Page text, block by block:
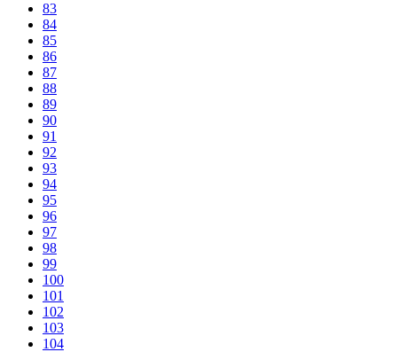
83
84
85
86
87
88
89
90
91
92
93
94
95
96
97
98
99
100
101
102
103
104